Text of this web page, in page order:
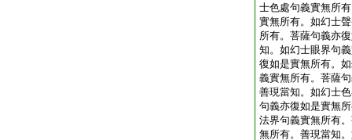
士色處句義實無所
實無所有。如幻士
所有。菩薩句義亦
知。如幻士眼界句
復如是實無所有。
義實無所有。菩薩
善現當知。如幻士
句義亦復如是實無
法界句義實無所有
無所有。善現當知